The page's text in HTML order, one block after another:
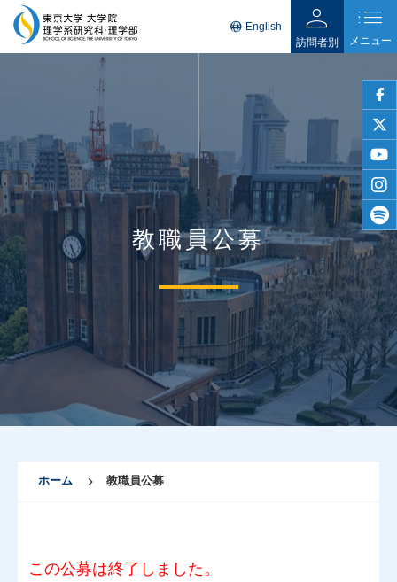
twitter
language English person
訪問者別
list
メニュー
教職員公募
ホーム 教職員公募
この公募は終了しました。